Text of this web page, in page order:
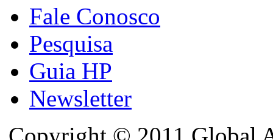
Fale Conosco
Pesquisa
Guia HP
Newsletter